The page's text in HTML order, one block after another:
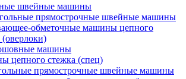
швейные машины
прямострочные швейные машины
обметочные машины цепного
(оверлоки)
машины
цепного стежка (спец)
прямострочные швейные машины